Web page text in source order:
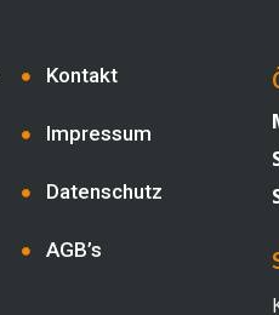
Kontakt
Impressum
Datenschutz
AGB’s